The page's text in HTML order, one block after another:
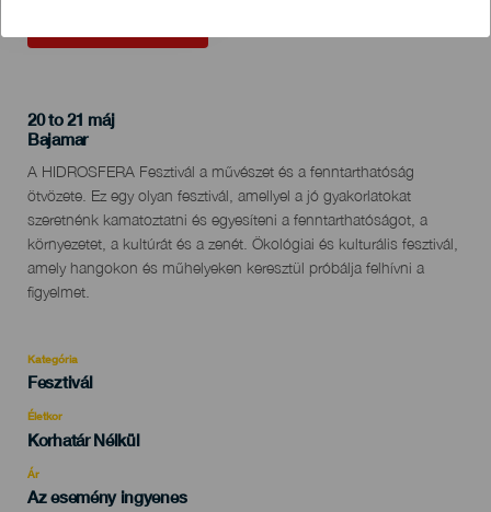
20 to 21 máj
Localidad
Bajamar
Descripción
del
evento
A HIDROSFERA Fesztivál a művészet és a fenntarthatóság
ötvözete. Ez egy olyan fesztivál, amellyel a jó gyakorlatokat
szeretnénk kamatoztatni és egyesíteni a fenntarthatóságot, a
környezetet, a kultúrát és a zenét. Ökológiai és kulturális fesztivál,
amely hangokon és műhelyeken keresztül próbálja felhívni a
figyelmet.
Kategória
Categoría
evento
Fesztivál
Életkor
Edad
Korhatár Nélkül
Ár
Az esemény ingyenes